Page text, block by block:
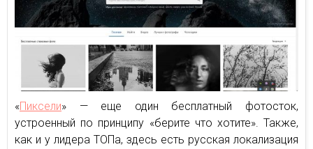
«Пиксели» — еще один бесплатный фотосток,
устроенный по принципу «берите что хотите». Также,
как и у лидера ТОПа, здесь есть русская локализация